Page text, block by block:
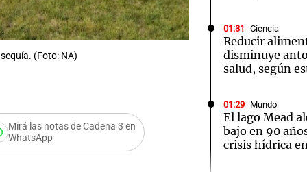
(Foto: NA)
Mirá las notas de Cadena 3 en
WhatsApp
01:31 Ciencia
Reducir
disminuye
salud, según
01:29 Mundo
El lago Mead
bajo en 90
crisis hídrica